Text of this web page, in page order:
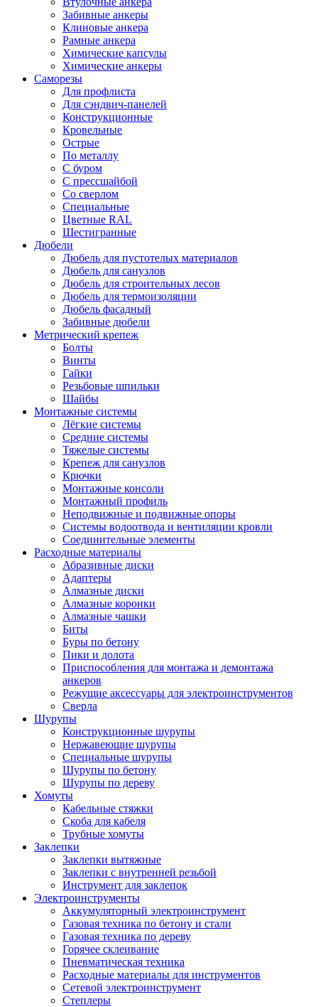
Забивные анкеры
Клиновые анкера
Рамные анкера
Химические капсулы
Химические анкеры
Саморезы
Для профлиста
Для сэндвич-панелей
Конструкционные
Кровельные
Острые
По металлу
С буром
С прессшайбой
Со сверлом
Специальные
Цветные RAL
Шестигранные
Дюбели
Дюбель для пустотелых материалов
Дюбель для санузлов
Дюбель для строительных лесов
Дюбель для термоизоляции
Дюбель фасадный
Забивные дюбели
Метрический крепеж
Болты
Винты
Гайки
Резьбовые шпильки
Шайбы
Монтажные системы
Лёгкие системы
Средние системы
Тяжелые системы
Крепеж для санузлов
Крючки
Монтажные консоли
Монтажный профиль
Неподвижные и подвижные опоры
Системы водоотвода и вентиляции кровли
Соединительные элементы
Расходные материалы
Абразивные диски
Адаптеры
Алмазные диски
Алмазные коронки
Алмазные чашки
Биты
Буры по бетону
Пики и долота
Приспособления для монтажа и демонтажа
анкеров
Режущие аксессуары для электроинструментов
Сверла
Шурупы
Конструкционные шурупы
Нержавеющие шурупы
Специальные шурупы
Шурупы по бетону
Шурупы по дереву
Хомуты
Кабельные стяжки
Скоба для кабеля
Трубные хомуты
Заклепки
Заклепки вытяжные
Заклепки с внутренней резьбой
Инструмент для заклепок
Электроинструменты
Аккумуляторный электроинструмент
Газовая техника по бетону и стали
Газовая техника по дереву
Горячее склеивание
Пневматическая техника
Расходные материалы для инструментов
Сетевой электроинструмент
Степлеры